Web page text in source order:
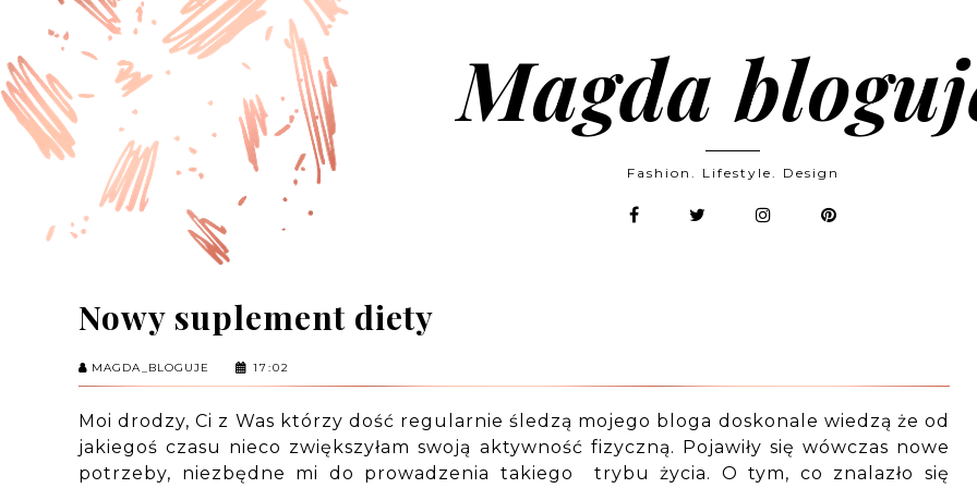
Magda
Fashion. Lifestyle. Design
Nowy suplement diety
MAGDA_BLOGUJE 17:02
Moi drodzy, Ci z Was którzy dość regularnie śledzą mojego bloga doskonale wiedzą że od
jakiegoś czasu nieco zwiększyłam swoją aktywność fizyczną. Pojawiły się wówczas nowe
potrzeby, niezbędne mi do prowadzenia takiego trybu życia. O tym, co znalazło się